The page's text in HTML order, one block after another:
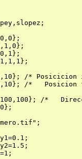
/*
/*
/*